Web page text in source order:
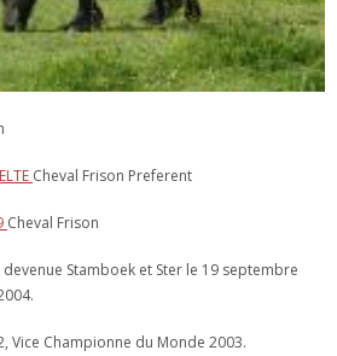
Cheval Frison Preferent
Cheval Frison
Stamboek et Ster le 19 septembre
Vice Championne du Monde 2003.